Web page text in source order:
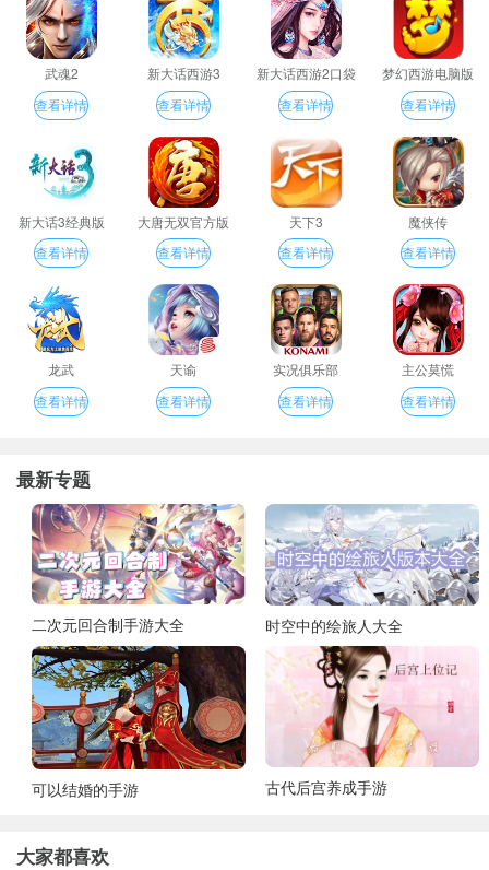
武魂2
查看详情
新大话西游3
查看详情
新大话西游2口袋
版
查看详情
梦幻西游电脑版
查看详情
新大话3经典版
查看详情
大唐无双官方版
查看详情
天下3
查看详情
魔侠传
查看详情
龙武
查看详情
天谕
查看详情
实况俱乐部
查看详情
主公莫慌
查看详情
最新专题
二次元回合制手游大全 时空中的绘旅人大全
可以结婚的手游 古代后宫养成手游
大家都喜欢